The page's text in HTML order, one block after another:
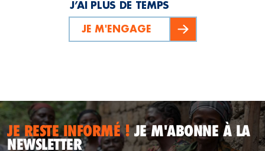
J’AI PLUS DE TEMPS
JE M'ENGAGE
JE RESTE INFORMÉ !JE M'ABONNE À LA
NEWSLETTER